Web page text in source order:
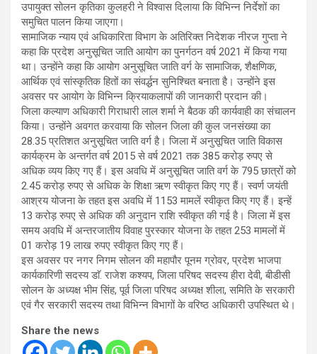
उपायुक्त सोलन कृतिका कुलहरी ने विश्वास दिलाया कि विभिन्न निर्देशों का
समुचित पालन किया जाएगा।
सामाजिक न्याय एवं अधिकारिता विभाग के अतिरिक्त निदेशक नीरज गुप्ता ने
कहा कि प्रदेश अनुसूचित जाति आयोग का पुनर्गठन वर्ष 2021 में किया गया
था। उन्होंने कहा कि आयोग अनुसूचित जाति वर्ग के सामाजिक, शैक्षणिक,
आर्थिक एवं सांस्कृतिक हितों का संवर्द्धन सुनिश्चित बनाता है। उन्होंने इस
अवसर पर आयोग के विभिन्न क्रियाकलापों की जानकारी प्रदान की।
जिला कल्याण अधिकारी गिराधारी लाल शर्मा ने बैठक की कार्यवाही का संचालन
किया। उन्होंने अवगत करवाया कि सोलन जिला की कुल जनसंख्या का
28.35 प्रतिशत अनुसूचित जाति वर्ग है। जिला में अनुसूचित जाति विकास
कार्यक्रम के अन्तर्गत वर्ष 2015 से वर्ष 2021 तक 385 करोड़ रुपए से
अधिक व्यय किए गए हैं। इस अवधि में अनुसूचित जाति वर्ग के 795 छात्रों को
2.45 करोड़ रुपए से अधिक के शिक्षा ऋण स्वीकृत किए गए हैं। स्वर्ण जयंती
आश्रय योजना के तहत इस अवधि में 1153 मामलें स्वीकृत किए गए हैं। इन्हें
13 करोड़ रुपए से अधिक की अनुदान राशि स्वीकृत की गई है। जिला में इस
समय अवधि में अन्तरजातीय विवाह पुरस्कार योजना के तहत 253 मामलों में
01 करोड़ 19 लाख रुपए स्वीकृत किए गए हैं।
इस अवसर पर नगर निगम सोलन की महापौर पूनम ग्रोवर, प्रदेश भाजपा
कार्यकारिणी सदस्य डाॅ. राजेश कश्यप, जिला परिषद सदस्य हीरा देवी, बीडीसी
सोलन के अध्यक्ष भीम सिंह, पूर्व जिला परिषद अध्यक्ष शीला, समिति के सरकारी
एवं गैर सरकारी सदस्य तथा विभिन्न विभागों के वरिष्ठ अधिकारी उपस्थित थे।
Share the news